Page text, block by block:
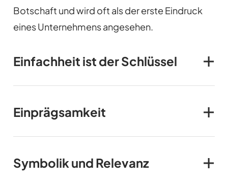
Botschaft und wird oft als der erste Eindruck
eines Unternehmens angesehen.
Einfachheit ist der Schlüssel
Einprägsamkeit
Symbolik und Relevanz